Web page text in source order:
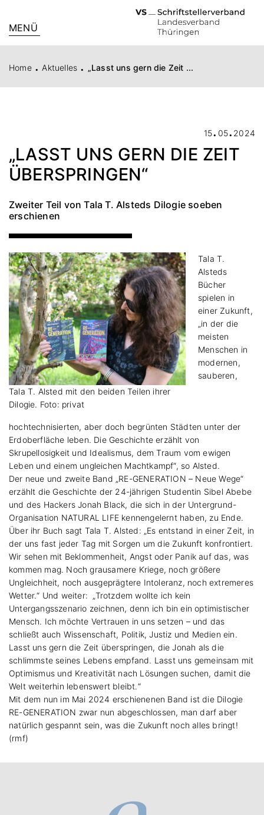
MENÜ
Home . Aktuelles . „Lasst uns gern die Zeit ...
15. 05. 2024
„LASST UNS GERN DIE ZEIT
ÜBERSPRINGEN“
Zweiter Teil von Tala T. Alsteds Dilogie soeben
erschienen
Tala T. Alsted mit den beiden Teilen ihrer
Dilogie. Foto: privat
Tala T.
Alsteds
Bücher
spielen in
einer Zukunft,
„in der die
meisten
Menschen in
modernen,
sauberen,
hochtechnisierten, aber doch begrünten Städten unter der
Erdoberfläche leben. Die Geschichte erzählt von
Skrupellosigkeit und Idealismus, dem Traum vom ewigen
Leben und einem ungleichen Machtkampf“, so Alsted.
Der neue und zweite Band „RE-GENERATION – Neue Wege“
erzählt die Geschichte der 24-jährigen Studentin Sibel Abebe
und des Hackers Jonah Black, die sich in der Untergrund-
Organisation NATURAL LIFE kennengelernt haben, zu Ende.
Über ihr Buch sagt Tala T. Alsted: „Es entstand in einer Zeit, in
der uns fast jeder Tag mit Sorgen um die Zukunft konfrontiert.
Wir sehen mit Beklommenheit, Angst oder Panik auf das, was
kommen mag. Noch grausamere Kriege, noch größere
Ungleichheit, noch ausgeprägtere Intoleranz, noch extremeres
Wetter.“ Und weiter: „Trotzdem wollte ich kein
Untergangsszenario zeichnen, denn ich bin ein optimistischer
Mensch. Ich möchte Vertrauen in uns setzen – und das
schließt auch Wissenschaft, Politik, Justiz und Medien ein.
Lasst uns gern die Zeit überspringen, die Jonah als die
schlimmste seines Lebens empfand. Lasst uns gemeinsam mit
Optimismus und Kreativität nach Lösungen suchen, damit die
Welt weiterhin lebenswert bleibt.“
Mit dem nun im Mai 2024 erschienenen Band ist die Dilogie
RE-GENERATION zwar nun abgeschlossen, man darf aber
natürlich gespannt sein, was die Zukunft noch alles bringt!
(rmf)